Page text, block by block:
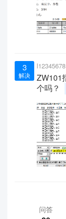
3
解决
l12345678
ZW101
个吗？
问答